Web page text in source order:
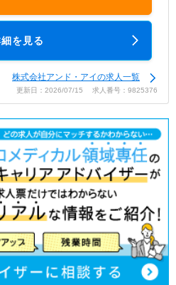
を見る
株式会社アンド・アイの求人一覧
更新日：2026/07/15 求人番号：9825376